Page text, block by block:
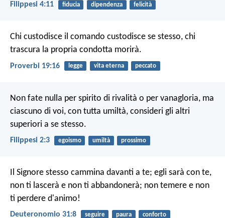
Filippesi 4:11 fiducia dipendenza felicità
Chi custodisce il comando custodisce se stesso, chi
trascura la propria condotta morirà.
Proverbi 19:16 legge vita eterna peccato
Non fate nulla per spirito di rivalità o per vanagloria, ma
ciascuno di voi, con tutta umiltà, consideri gli altri
superiori a se stesso.
Filippesi 2:3 egoismo umiltà prossimo
Il Signore stesso cammina davanti a te; egli sarà con te,
non ti lascerà e non ti abbandonerà; non temere e non
ti perdere d'animo!
Deuteronomio 31:8 seguire paura conforto